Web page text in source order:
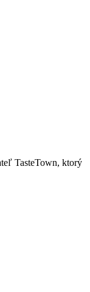
TasteTown, ktorý